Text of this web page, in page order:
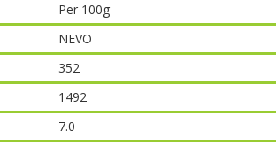
Per 100g
NEVO
352
1492
7.0